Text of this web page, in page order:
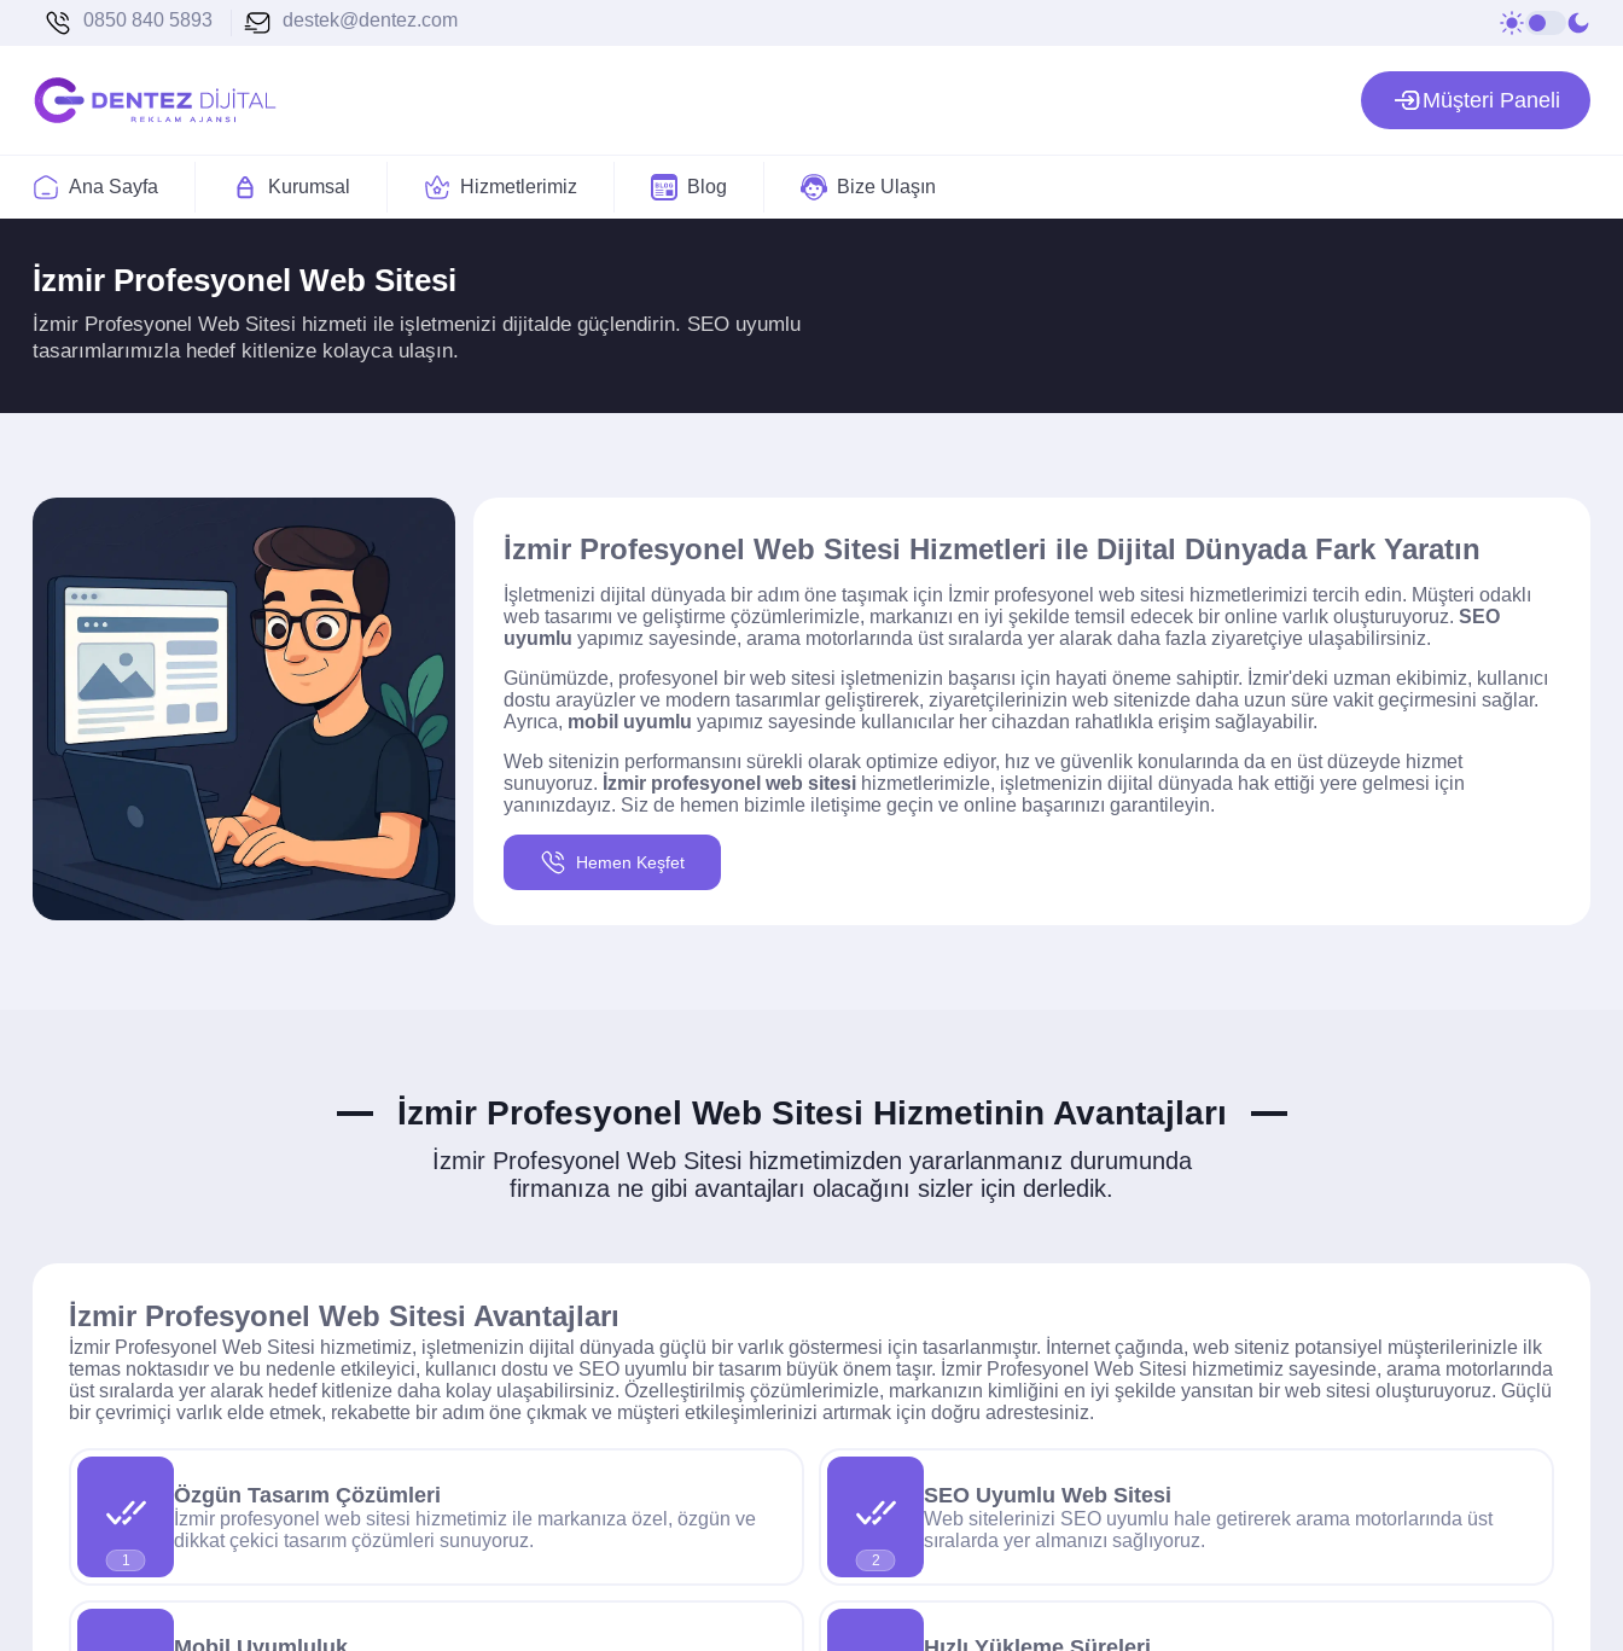
0850 840 5893 destek@dentez.com
Müşteri Paneli
Ana Sayfa Kurumsal Hizmetlerimiz Blog Bize Ulaşın
İzmir Profesyonel Web Sitesi
İzmir Profesyonel Web Sitesi hizmeti ile işletmenizi dijitalde güçlendirin. SEO uyumlu
tasarımlarımızla hedef kitlenize kolayca ulaşın.
İzmir Profesyonel Web Sitesi Hizmetleri ile Dijital Dünyada Fark Yaratın
İşletmenizi dijital dünyada bir adım öne taşımak için İzmir profesyonel web sitesi hizmetlerimizi tercih edin. Müşteri odaklı
web tasarımı ve geliştirme çözümlerimizle, markanızı en iyi şekilde temsil edecek bir online varlık oluşturuyoruz. SEO
uyumlu yapımız sayesinde, arama motorlarında üst sıralarda yer alarak daha fazla ziyaretçiye ulaşabilirsiniz.
Günümüzde, profesyonel bir web sitesi işletmenizin başarısı için hayati öneme sahiptir. İzmir'deki uzman ekibimiz, kullanıcı
dostu arayüzler ve modern tasarımlar geliştirerek, ziyaretçilerinizin web sitenizde daha uzun süre vakit geçirmesini sağlar.
Ayrıca, mobil uyumlu yapımız sayesinde kullanıcılar her cihazdan rahatlıkla erişim sağlayabilir.
Web sitenizin performansını sürekli olarak optimize ediyor, hız ve güvenlik konularında da en üst düzeyde hizmet
sunuyoruz. İzmir profesyonel web sitesi hizmetlerimizle, işletmenizin dijital dünyada hak ettiği yere gelmesi için
yanınızdayız. Siz de hemen bizimle iletişime geçin ve online başarınızı garantileyin.
Hemen Keşfet
İzmir Profesyonel Web Sitesi Hizmetinin Avantajları
İzmir Profesyonel Web Sitesi hizmetimizden yararlanmanız durumunda
firmanıza ne gibi avantajları olacağını sizler için derledik.
İzmir Profesyonel Web Sitesi Avantajları
İzmir Profesyonel Web Sitesi hizmetimiz, işletmenizin dijital dünyada güçlü bir varlık göstermesi için tasarlanmıştır. İnternet çağında, web siteniz potansiyel müşterilerinizle ilk
temas noktasıdır ve bu nedenle etkileyici, kullanıcı dostu ve SEO uyumlu bir tasarım büyük önem taşır. İzmir Profesyonel Web Sitesi hizmetimiz sayesinde, arama motorlarında
üst sıralarda yer alarak hedef kitlenize daha kolay ulaşabilirsiniz. Özelleştirilmiş çözümlerimizle, markanızın kimliğini en iyi şekilde yansıtan bir web sitesi oluşturuyoruz. Güçlü
bir çevrimiçi varlık elde etmek, rekabette bir adım öne çıkmak ve müşteri etkileşimlerinizi artırmak için doğru adrestesiniz.
1
Özgün Tasarım Çözümleri
İzmir profesyonel web sitesi hizmetimiz ile markanıza özel, özgün ve
dikkat çekici tasarım çözümleri sunuyoruz.
2
SEO Uyumlu Web Sitesi
Web sitelerinizi SEO uyumlu hale getirerek arama motorlarında üst
sıralarda yer almanızı sağlıyoruz.